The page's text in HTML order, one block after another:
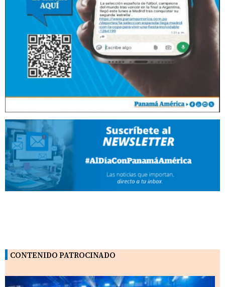
CONTENIDO PATROCINADO